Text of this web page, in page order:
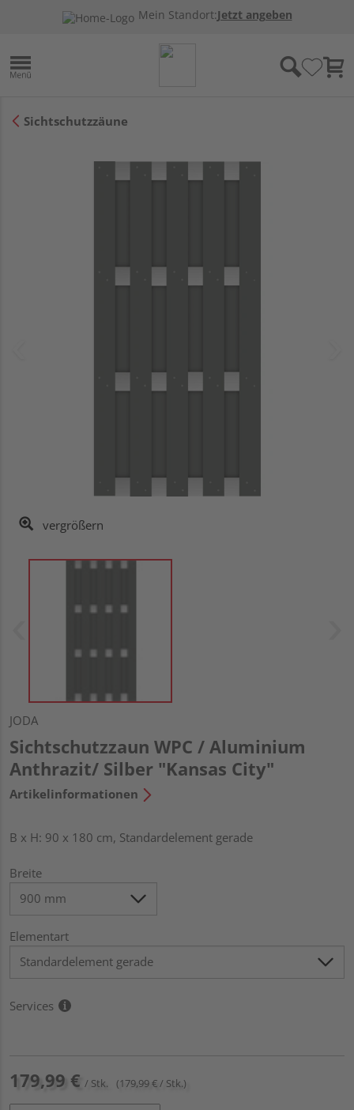
Mein Standort:Jetzt angeben
Sichtschutzzäune
vergrößern
JODA
Sichtschutzzaun WPC / Aluminium
Anthrazit/ Silber "Kansas City"
Artikelinformationen
B x H: 90 x 180 cm, Standardelement gerade
Breite
Elementart
Services
179,99 € / Stk. (179,99 € / Stk.)